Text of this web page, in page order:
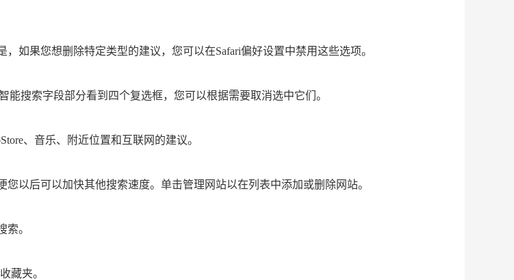
如果您想删除特定类型的建议，您可以在Safari偏好设置中禁用这些选项。
能搜索字段部分看到四个复选框，您可以根据需要取消选中它们。
、音乐、附近位置和互联网的建议。
以后可以加快其他搜索速度。单击管理网站以在列表中添加或删除网站。
。
藏夹。